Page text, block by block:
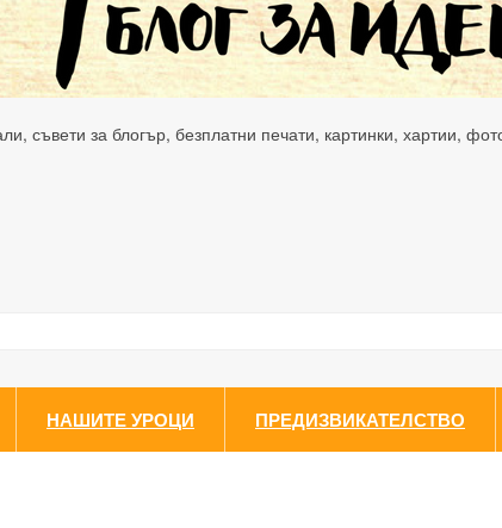
съвети за блогър, безплатни печати, картинки, хартии,
НАШИТЕ УРОЦИ ПРЕДИЗВИКАТЕЛСТВО